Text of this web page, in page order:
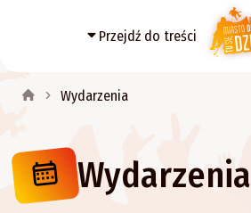
Przejdź do treści
Wydarzenia
Wydarzenia